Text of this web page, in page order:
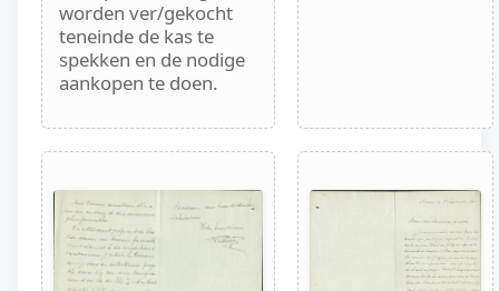
worden ver/gekocht
teneinde de kas te
spekken en de nodige
aankopen te doen.